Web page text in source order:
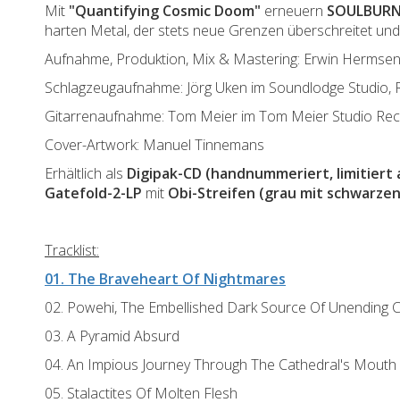
Mit "Quantifying Cosmic Doom" erneuern
harten Metal, der stets neue Grenzen überschreitet
Aufnahme, Produktion, Mix & Mastering: Erwin
Schlagzeugaufnahme: Jörg Uken im Soundlodge Studio,
Gitarrenaufnahme: Tom Meier im Tom Meier Studio
Cover-Artwork: Manuel Tinnemans
Erhältlich als Digipak-CD (handnummeriert, limitiert
Gatefold-2-LP mit Obi-Streifen (grau mit
Tracklist:
01. The Braveheart Of Nightmares
02. Powehi, The Embellished Dark Source Of Unending
03. A Pyramid Absurd
04. An Impious Journey Through The Cathedral's Mouth
05. Stalactites Of Molten Flesh